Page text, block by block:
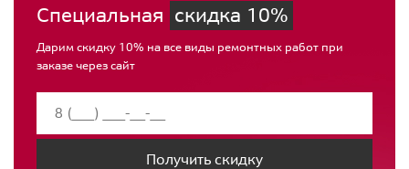
Специальная скидка 10%
Дарим скидку 10% на все виды ремонтных работ при
заказе через сайт
Получить скидку